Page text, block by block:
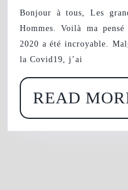
Bonjour à tous, Les
Hommes. Voilà ma
2020 a été incroyable.
la Covid19, j’ai
READ